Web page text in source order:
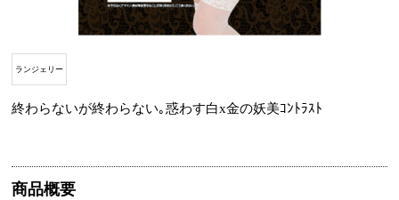
ランジェリー
終わらないが終わらない｡惑わす白x金の妖美ｺﾝﾄﾗｽﾄ
商品概要